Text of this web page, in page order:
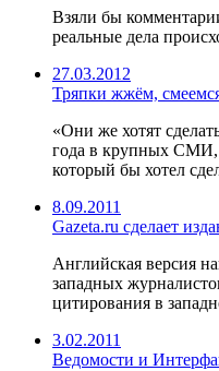
Взяли бы
реальные дела
27.03.2012
Тряпки жжём,
«Они же хотят
года в крупных СМИ,
который бы хотел
8.09.2011
Gazeta.ru сделает
Английская версия
западных
цитирования в
3.02.2011
Ведомости и